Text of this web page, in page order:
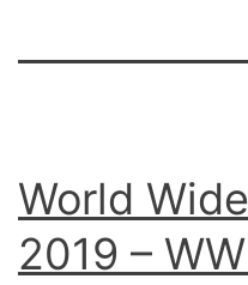
World
2019 –